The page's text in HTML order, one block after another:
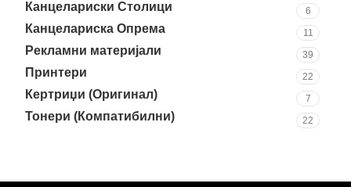
Канцелариски Столици 6
Канцелариска Опрема 11
Рекламни материјали 39
Принтери 22
Кертриџи (Оригинал) 7
Тонери (Компатибилни) 22